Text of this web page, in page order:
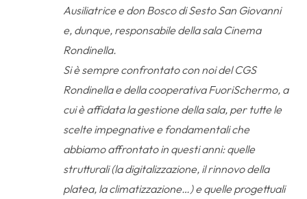
Ausiliatrice e don Bosco di Sesto San Giovanni
e, dunque, responsabile della sala Cinema
Rondinella.
Si è sempre confrontato con noi del CGS
Rondinella e della cooperativa FuoriSchermo, a
cui è affidata la gestione della sala, per tutte le
scelte impegnative e fondamentali che
abbiamo affrontato in questi anni: quelle
strutturali (la digitalizzazione, il rinnovo della
platea, la climatizzazione…) e quelle progettuali